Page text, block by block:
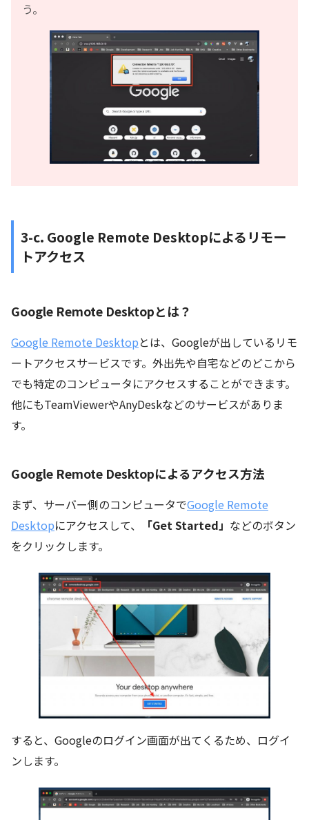
う。
3-c. Google Remote Desktopによるリモー
トアクセス
Google Remote Desktopとは？
Google Remote Desktopとは、Googleが出しているリモ
ートアクセスサービスです。外出先や自宅などのどこから
でも特定のコンピュータにアクセスすることができます。
他にもTeamViewerやAnyDeskなどのサービスがありま
す。
Google Remote Desktopによるアクセス方法
まず、サーバー側のコンピュータでGoogle Remote
Desktopにアクセスして、 「Get Started」 などのボタン
をクリックします。
すると、Googleのログイン画面が出てくるため、ログイ
ンします。